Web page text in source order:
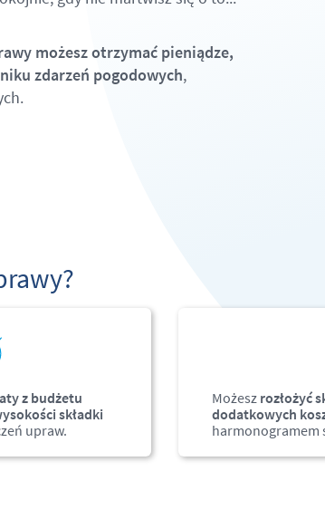
możesz otrzymać pieniądze,
zdarzeń pogodowych,
z budżetu
składki
upraw.
Możesz rozłożyć
dodatkowych
harmonogramem